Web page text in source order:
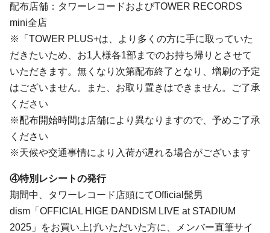
配布店舗：タワーレコードおよびTOWER RECORDS
mini全店
※「TOWER PLUS+は、より多くの方に手に取っていた
だきたいため、お1人様各1部までのお持ち帰りとさせて
いただきます。無くなり次第配布終了となり、増刷の予定
はございません。また、お取り置きはできません。ご了承
ください
※配布開始時間は店舗により異なりますので、予めご了承
ください
※天候や交通事情により入荷が遅れる場合がございます
④特別レシートの発行
期間中、タワーレコード店頭にてOfficial髭男
dism「OFFICIAL HIGE DANDISM LIVE at STADIUM
2025」をお買い上げいただいた方に、メンバー直筆サイ